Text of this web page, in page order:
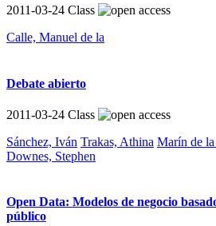
2011-03-24 Class
Calle, Manuel de la
Debate abierto
2011-03-24 Class
Sánchez, Iván Trakas, Athina Marín de
Downes, Stephen
Open Data: Modelos de negocio
público